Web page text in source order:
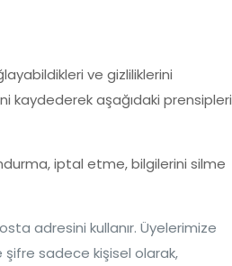
ve gizliliklerini
kaydederek aşağıdaki prensipleri
iptal etme, bilgilerini silme
adresini kullanır. Üyelerimize
şifre sadece kişisel olarak,